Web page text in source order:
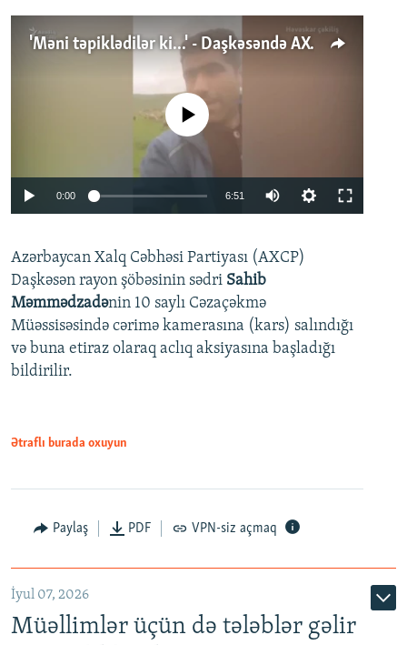
'Məni təpiklədilər ki...' - Daşkəsəndə AXCP fəalının yaxınları onun həbsinə etiraz edirlər
Auto 240p 360p
720p 1080p
No media source currently available
0:00 6:51
360p
720p
1080p
Azərbaycan Xalq Cəbhəsi Partiyası (AXCP)
Daşkəsən rayon şöbəsinin sədri Sahib
Məmmədzadənin 10 saylı Cəzaçəkmə
Müəssisəsində cərimə kamerasına (kars) salındığı
və buna etiraz olaraq aclıq aksiyasına başladığı
bildirilir.
Ətraflı burada oxuyun
Paylaş PDF VPN-siz açmaq
İyul 07, 2026
Müəllimlər üçün də tələblər gəlir